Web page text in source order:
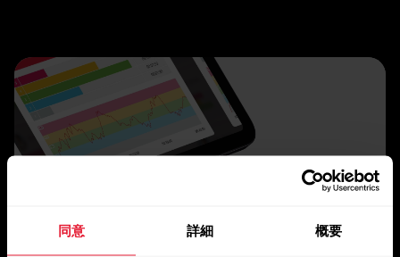
同意 詳細 概要